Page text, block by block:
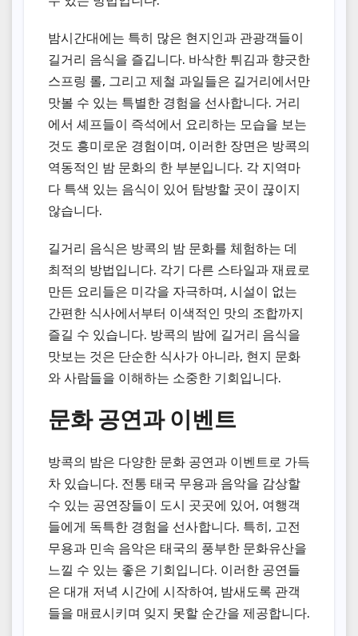
밤시간대에는 특히 많은 현지인과 관광객들이
길거리 음식을 즐깁니다. 바삭한 튀김과 향긋한
스프링 롤, 그리고 제철 과일들은 길거리에서만
맛볼 수 있는 특별한 경험을 선사합니다. 거리
에서 셰프들이 즉석에서 요리하는 모습을 보는
것도 흥미로운 경험이며, 이러한 장면은 방콕의
역동적인 밤 문화의 한 부분입니다. 각 지역마
다 특색 있는 음식이 있어 탐방할 곳이 끊이지
않습니다.
길거리 음식은 방콕의 밤 문화를 체험하는 데
최적의 방법입니다. 각기 다른 스타일과 재료로
만든 요리들은 미각을 자극하며, 시설이 없는
간편한 식사에서부터 이색적인 맛의 조합까지
즐길 수 있습니다. 방콕의 밤에 길거리 음식을
맛보는 것은 단순한 식사가 아니라, 현지 문화
와 사람들을 이해하는 소중한 기회입니다.
문화 공연과 이벤트
방콕의 밤은 다양한 문화 공연과 이벤트로 가득
차 있습니다. 전통 태국 무용과 음악을 감상할
수 있는 공연장들이 도시 곳곳에 있어, 여행객
들에게 독특한 경험을 선사합니다. 특히, 고전
무용과 민속 음악은 태국의 풍부한 문화유산을
느낄 수 있는 좋은 기회입니다. 이러한 공연들
은 대개 저녁 시간에 시작하여, 밤새도록 관객
들을 매료시키며 잊지 못할 순간을 제공합니다.